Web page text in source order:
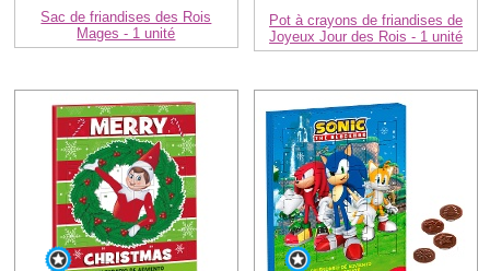
Sac de friandises des Rois
Mages - 1 unité
Pot à crayons de friandises de
Joyeux Jour des Rois - 1 unité